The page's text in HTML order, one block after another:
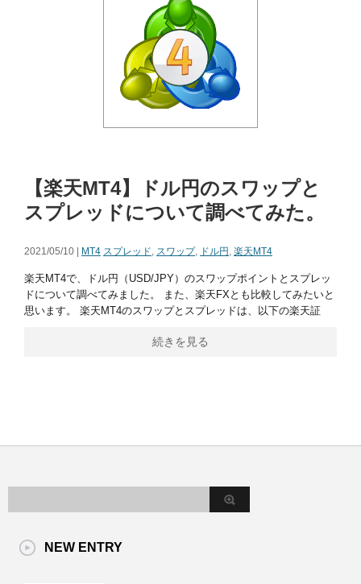
【楽天MT4】ドル円のスワップと
スプレッドについて調べてみた。
2021/05/10 | MT4 スプレッド, スワップ, ドル円 , 楽天MT4
楽天MT4で、ドル円（USD/JPY）のスワップポイントとスプレッ
ドについて調べてみました。 また、楽天FXとも比較してみたいと
思います。 楽天MT4のスワップとスプレッドは、以下の楽天証
続きを見る
NEW ENTRY